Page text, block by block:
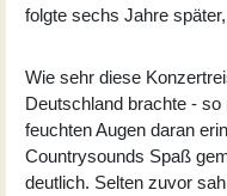
folgte sechs Jahre
Wie sehr diese
Deutschland brachte -
feuchten Augen daran
Countrysounds Spaß
deutlich. Selten zuvor